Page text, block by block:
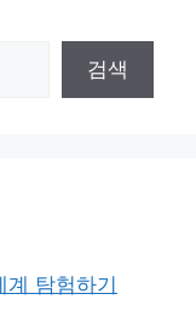
검색
계 탐험하기